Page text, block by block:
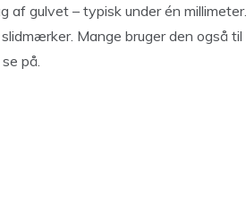
af gulvet – typisk under én millimeter.
Mange bruger den også til
på.